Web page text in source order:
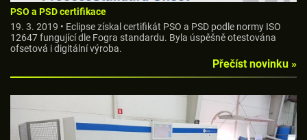
PSO a PSD certifikace
19. 3. 2019 • Eclipse získal certifikát PSO a PSD podle normy ISO
12647 fungující dle Fogra standardu. Byla úspěšně otestována
ofsetová i digitální výroba.
Přečíst novinku »